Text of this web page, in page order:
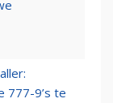
777-9’s te